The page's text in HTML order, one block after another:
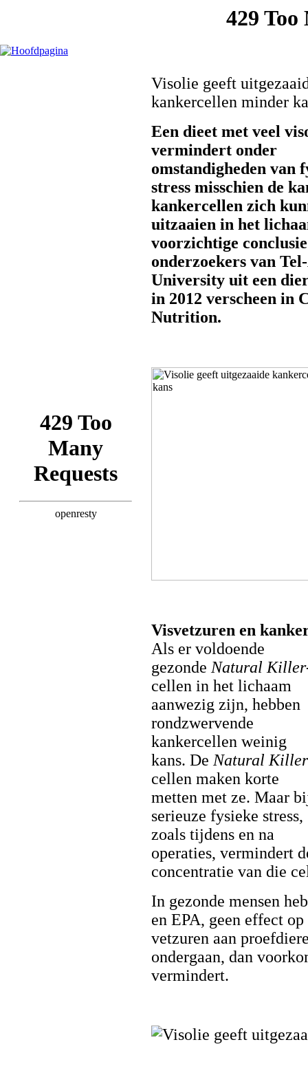
Visolie geeft
kankercellen minder
Een dieet met veel
vermindert onder
omstandigheden van
stress misschien de
kankercellen zich
uitzaaien in het
voorzichtige
onderzoekers van
University uit een
in 2012 verscheen in
Nutrition.
Visvetzuren en
Als er voldoende
gezonde Natural Killer
cellen in het lichaam
aanwezig zijn, hebben
rondzwervende
kankercellen weinig
kans. De Natural Killer
cellen maken korte
metten met ze. Maar
serieuze fysieke stress,
zoals tijdens en na
operaties, vermindert
concentratie van die
In gezonde mensen
en EPA, geen effect
vetzuren aan
ondergaan, dan
vermindert.